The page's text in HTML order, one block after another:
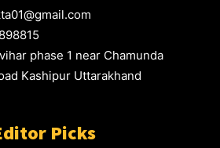
phase 1 near Chamunda
Kashipur Uttarakhand
Picks